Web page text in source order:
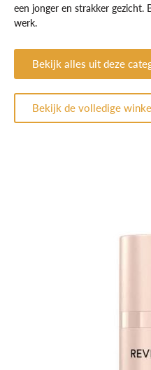
een jonger en strakker gezicht.
werk.
Bekijk alles uit deze
Bekijk de volledige